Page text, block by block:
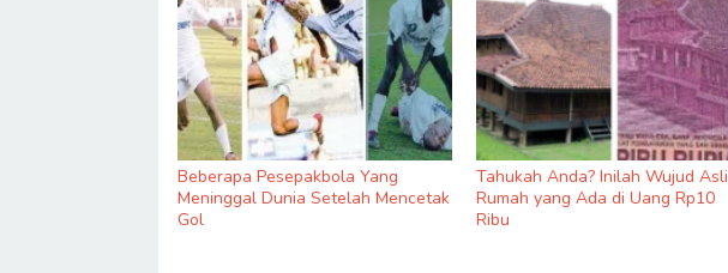
Beberapa Pesepakbola Yang
Meninggal Dunia Setelah Mencetak
Gol
Tahukah Anda? Inilah Wujud Asli
Rumah yang Ada di Uang Rp10
Ribu